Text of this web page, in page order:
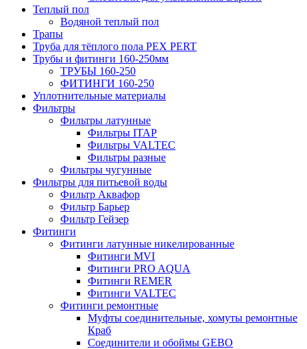
Теплый пол
Водяной теплый пол
Трапы
Труба для тёплого пола PEX PERT
Трубы и фитинги 160-250мм
ТРУБЫ 160-250
ФИТИНГИ 160-250
Уплотнительные материалы
Фильтры
Фильтры латунные
Фильтры ITAP
Фильтры VALTEC
Фильтры разные
Фильтры чугунные
Фильтры для питьевой воды
Фильтр Аквафор
Фильтр Барьер
Фильтр Гейзер
Фитинги
Фитинги латунные никелированные
Фитинги MVI
Фитинги PRO AQUA
Фитинги REMER
Фитинги VALTEC
Фитинги ремонтные
Муфты соединительные, хомуты ремонтные
Краб
Соединители и обоймы GEBO